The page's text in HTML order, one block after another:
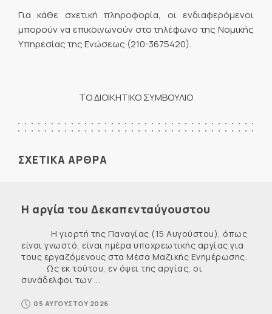
Για κάθε σχετική πληροφορία, οι ενδιαφερόμενοι
μπορούν να επικοινωνούν στο τηλέφωνο της Νομικής
Υπηρεσίας της Ενώσεως (210-3675420).
ΤΟ ΔΙΟΙΚΗΤΙΚΟ ΣΥΜΒΟΥΛΙΟ
ΣΧΕΤΙΚΑ ΑΡΘΡΑ
Η αργία του Δεκαπενταύγουστου
Η γιορτή της Παναγίας (15 Αυγούστου), όπως
είναι γνωστό, είναι ημέρα υποχρεωτικής αργίας για
τους εργαζόμενους στα Μέσα Μαζικής Ενημέρωσης.
Ως εκ τούτου, εν όψει της αργίας, οι
συνάδελφοι των ...
05 ΑΥΓΟΥΣΤΟΥ 2026